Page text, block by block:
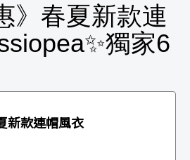
》春夏新款連
獨家6
新款連帽風衣